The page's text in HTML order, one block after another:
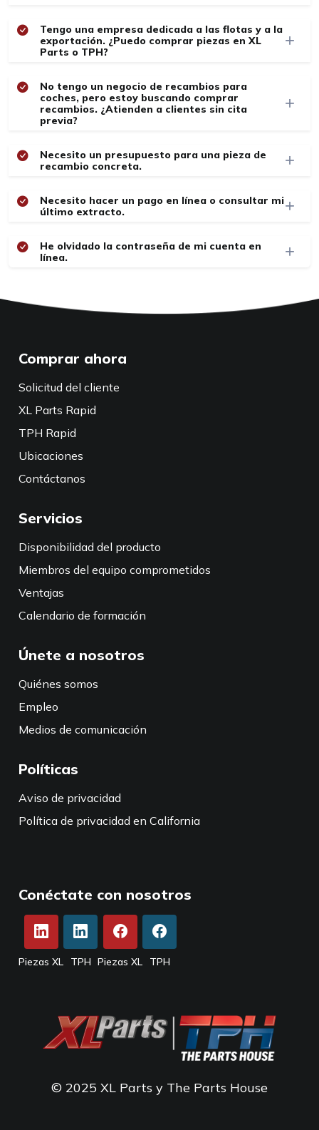
Tengo una empresa dedicada a las flotas y a la
exportación. ¿Puedo comprar piezas en XL
Parts o TPH?
No tengo un negocio de recambios para
coches, pero estoy buscando comprar
recambios. ¿Atienden a clientes sin cita
previa?
Necesito un presupuesto para una pieza de
recambio concreta.
Necesito hacer un pago en línea o consultar mi
último extracto.
He olvidado la contraseña de mi cuenta en
línea.
© 2025 XL Parts y The Parts House
Comprar ahora
Solicitud del cliente
XL Parts Rapid
TPH Rapid
Ubicaciones
Contáctanos
Servicios
Disponibilidad del producto
Miembros del equipo comprometidos
Ventajas
Calendario de formación
Únete a nosotros
Quiénes somos
Empleo
Medios de comunicación
Políticas
Aviso de privacidad
Política de privacidad en California
Conéctate con nosotros
Piezas XL TPH Piezas XL TPH